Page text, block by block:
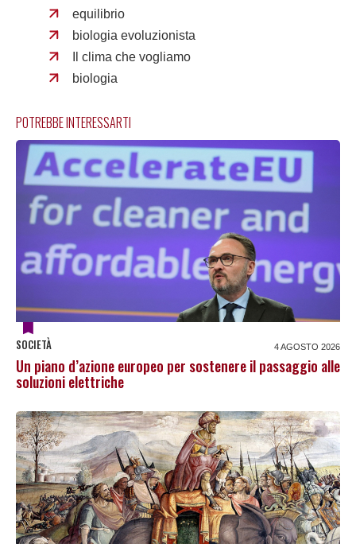
equilibrio
biologia evoluzionista
Il clima che vogliamo
biologia
POTREBBE INTERESSARTI
SOCIETÀ 4 AGOSTO 2026
Un piano d’azione europeo per sostenere il passaggio alle
soluzioni elettriche